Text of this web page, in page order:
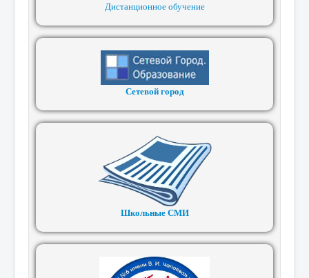
Дистанционное обучение
Сетевой город
Школьные СМИ